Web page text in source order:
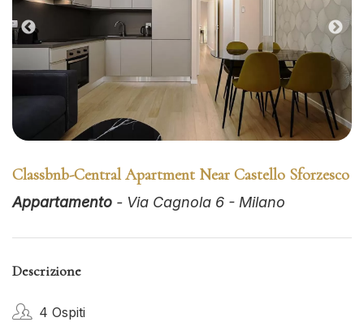
Previous
Classbnb-Central Apartment Near Castello Sforzesco
Appartamento - Via Cagnola 6 - Milano
Descrizione
4 Ospiti